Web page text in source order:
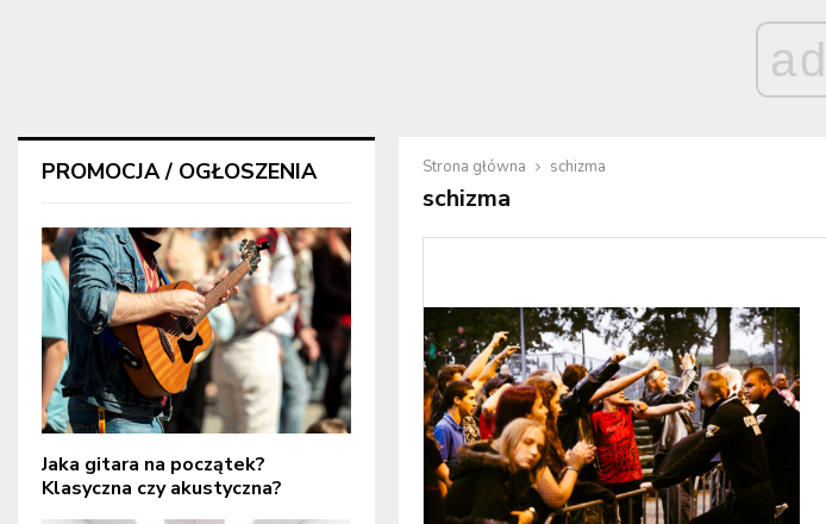
ad
Strona główna schizma
schizma
PROMOCJA / OGŁOSZENIA
Jaka gitara na początek?
Klasyczna czy akustyczna?